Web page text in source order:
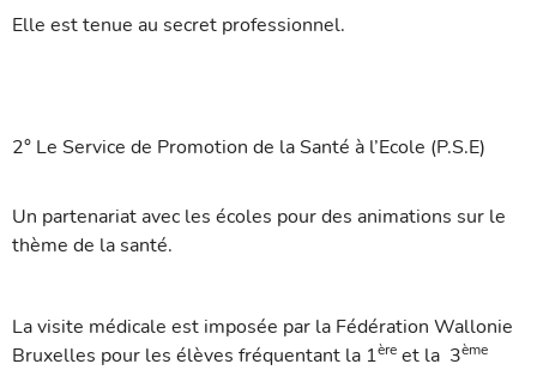
Elle est tenue au secret professionnel.
2° Le Service de Promotion de la Santé à l’Ecole (P.S.E)
Un partenariat avec les écoles pour des animations sur le
thème de la santé.
La visite médicale est imposée par la Fédération Wallonie
Bruxelles pour les élèves fréquentant la 1ère et la 3ème